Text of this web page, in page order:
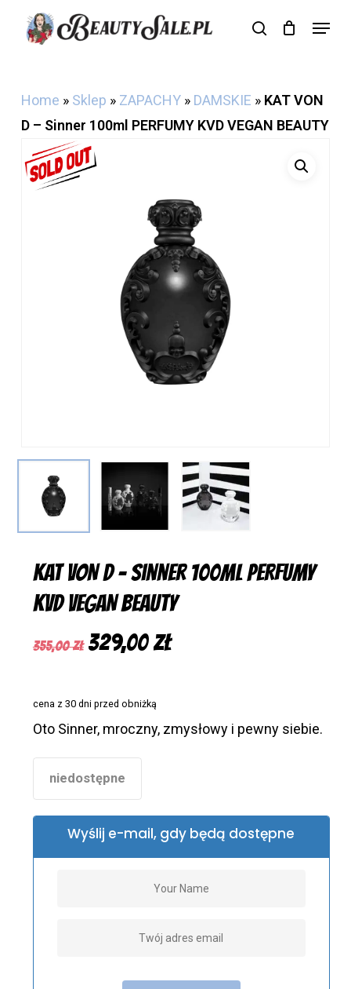
search
Menu
Cart Close
Home » Sklep » ZAPACHY» DAMSKIE » KAT VON
D – Sinner 100ml PERFUMY KVD VEGAN BEAUTY
KAT VON D – Sinner 100ml PERFUMY
KVD VEGAN BEAUTY
355,00zł Pierwotna
329,00złAktualna
329,00 zł.
cena z 30 dni przed obniżką
Oto Sinner, mroczny, zmysłowy i pewny siebie.
niedostępne
Wyślij e-mail, gdy będą dostępne